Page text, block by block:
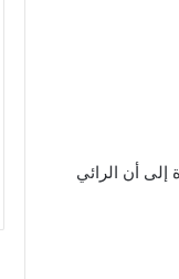
إلى أن الرائي